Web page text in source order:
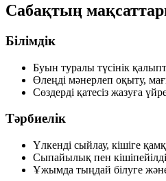
Сабақтың
Білімдік
Буын туралы түсінік
Өлеңді мәнерлеп оқыту,
Сөздерді қатесіз жазуға
Тәрбиелік
Үлкенді сыйлау, кішіге
Сыпайылық пен
Ұжымда тыңдай білуге